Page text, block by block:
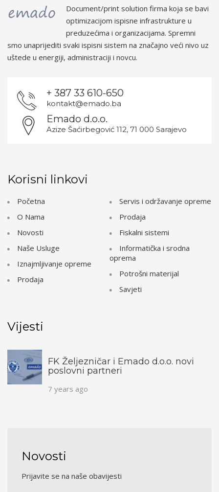
Document/print solution firma koja se bavi
optimizacijom ispisne infrastrukture u
preduzećima i organizacijama. Spremni
smo unaprijediti svaki ispisni sistem na značajno veći nivo uz
uštede u energiji, administraciji i novcu.
+ 387 33 610-650
kontakt@emado.ba
Emado d.o.o.
Azize Šaćirbegović 112, 71 000 Sarajevo
Korisni linkovi
Početna
O Nama
Novosti
Naše Usluge
Iznajmljivanje opreme
Prodaja
Servis i održavanje opreme
Prodaja
Fiskalni sistemi
Informatička i srodna
oprema
Potrošni materijal
Savjeti
Vijesti
FK Željezničar i Emado d.o.o. novi
poslovni partneri
7 years ago
Novosti
Prijavite se na naše obavijesti